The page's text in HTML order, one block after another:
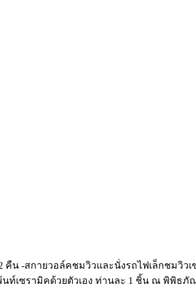
คืน -สกายวอล์คชมวิวและนั่งรถไฟเล็กชม
ท์เซรามิคด้วยตัวเอง ท่านละ 1 ชิ้น ณ พิพิธ